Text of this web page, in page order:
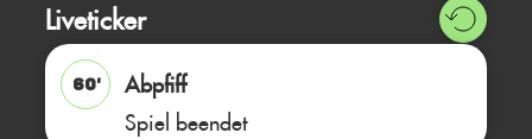
Liveticker
60'
Abpfiff
Spiel beendet